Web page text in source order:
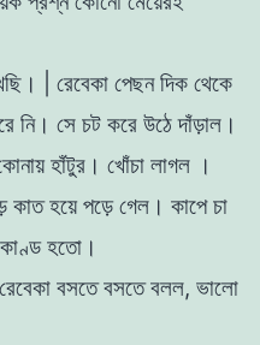
। রেবেকা পেছনদিক থেকে
নি। সে চট করে উঠেদাঁড়াল ।
হাঁটুর । খোঁচা লাগল ।
কাতহয়েপড়েগেল । কাপেচা
কাণ্ডহতাে ।
রেবেকা বসতেবসতেবলল, ভালাে